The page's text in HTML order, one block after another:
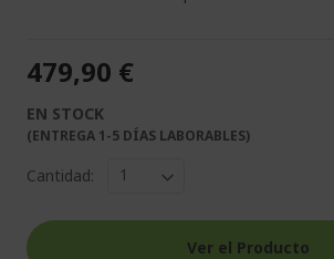
479,90 €
EN STOCK
(ENTREGA 1-5 DÍAS LABORABLES)
Cantidad:
Ver el Producto